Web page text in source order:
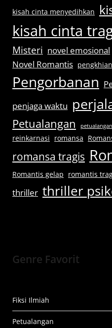
kisah cinta menyedihkan
kisah cinta
Misteri novel emosional
Novel Romantis
Pengorbanan
penjaga waktu
Petualangan
reinkarnasi romansa
romansa tragis
Romantis gelap romantis
thriller thriller
Genre Favorit
Fiksi Ilmiah
Petualangan